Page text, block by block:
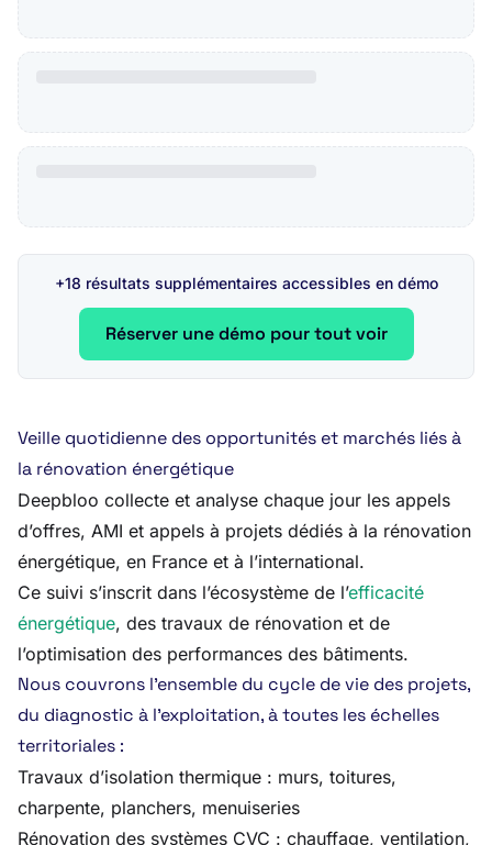
+18 résultats supplémentaires accessibles en démo
Réserver une démo pour tout voir
Veille quotidienne des opportunités et marchés liés à
la rénovation énergétique
Deepbloo collecte et analyse chaque jour les appels
d’offres, AMI et appels à projets dédiés à la rénovation
énergétique, en France et à l’international.
Ce suivi s’inscrit dans l’écosystème de l’efficacité
énergétique, des travaux de rénovation et de
l’optimisation des performances des bâtiments.
Nous couvrons l’ensemble du cycle de vie des projets,
du diagnostic à l’exploitation, à toutes les échelles
territoriales :
Travaux d’isolation thermique : murs, toitures,
charpente, planchers, menuiseries
Rénovation des systèmes CVC : chauffage, ventilation,